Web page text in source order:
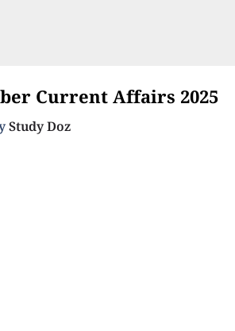
Current Affairs 2025
Study Doz